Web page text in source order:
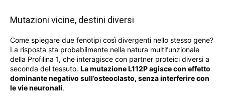
Mutazioni vicine, destini diversi
Come spiegare due fenotipi così divergenti nello stesso gene?
La risposta sta probabilmente nella natura multifunzionale
della Profilina 1, che interagisce con partner proteici diversi a
seconda del tessuto. La mutazione L112P agisce con effetto
dominante negativo sull’osteoclasto, senza interferire con
le vie neuronali.